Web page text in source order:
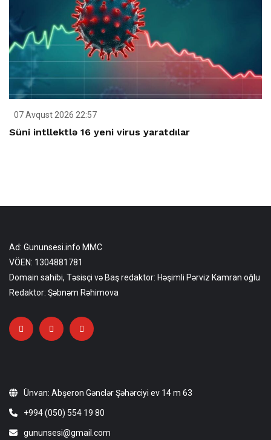
07 Avqust 2026 22:57
Süni intllektlə 16 yeni virus yaratdılar
Ad: Gununsesi.info MMC
VÖEN: 1304881781
Domain sahibi, Təsisçi və Baş redaktor: Həşimli Pərviz Kamran oğlu
Redaktor: Şəbnəm Rəhimova
Ünvan: Abşeron Gənclər Şəhərciyi ev 14 m 63
+994 (050) 554 19 80
gununsesi@gmail.com